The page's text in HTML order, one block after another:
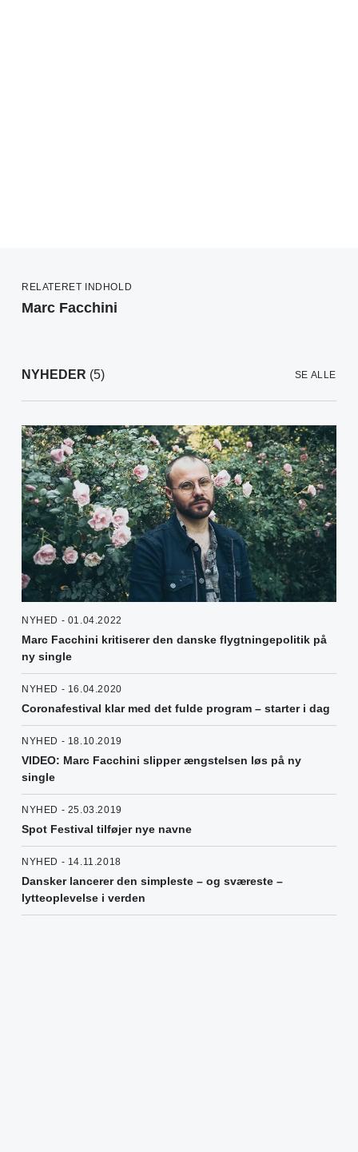
RELATERET INDHOLD
Marc Facchini
NYHEDER (5) SE ALLE
NYHED - 01.04.2022
Marc Facchini kritiserer den danske flygtningepolitik på
ny single
NYHED - 16.04.2020
Coronafestival klar med det fulde program – starter i dag
NYHED - 18.10.2019
VIDEO: Marc Facchini slipper ængstelsen løs på ny
single
NYHED - 25.03.2019
Spot Festival tilføjer nye navne
NYHED - 14.11.2018
Dansker lancerer den simpleste – og sværeste –
lytteoplevelse i verden